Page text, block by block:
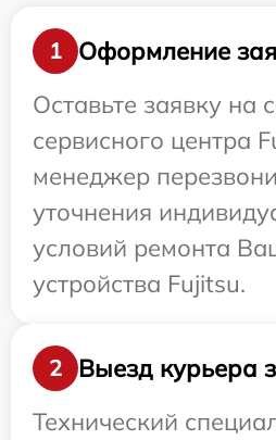
1
Оформление
Оставьте заявку на
сервисного центра
менеджер
уточнения
условий ремонта
устройства Fujitsu.
2
Выезд курьера
Технический